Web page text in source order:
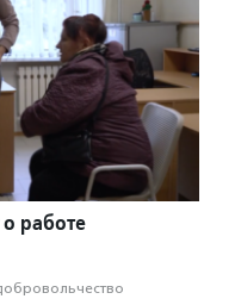
работе